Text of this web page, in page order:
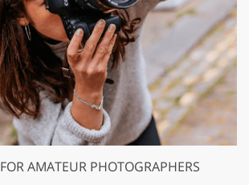
AMATEUR PHOTOGRAPHERS